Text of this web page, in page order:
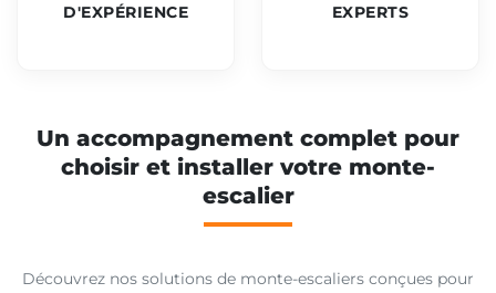
D'EXPÉRIENCE
EXPERTS
Un accompagnement complet pour
choisir et installer votre monte-
escalier
Découvrez nos solutions de monte-escaliers conçues pour